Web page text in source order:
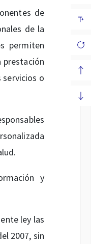
de
de la
permiten
prestación
o
y
ley las
2007, sin